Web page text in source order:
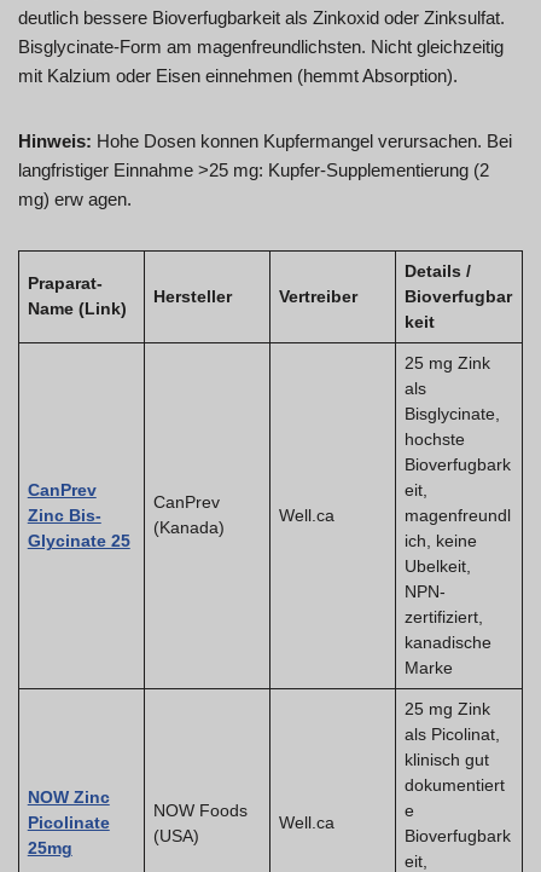
deutlich bessere Bioverfugbarkeit als Zinkoxid oder Zinksulfat.
Bisglycinate-Form am magenfreundlichsten. Nicht gleichzeitig
mit Kalzium oder Eisen einnehmen (hemmt Absorption).
Hinweis: Hohe Dosen konnen Kupfermangel verursachen. Bei
langfristiger Einnahme >25 mg: Kupfer-Supplementierung (2
mg) erw agen.
Praparat-
Name (Link)
Hersteller Vertreiber
Details /
Bioverfugbar
keit
CanPrev
Zinc Bis-
Glycinate 25
CanPrev
(Kanada)
Well.ca
25 mg Zink
als
Bisglycinate,
hochste
Bioverfugbark
eit,
magenfreundl
ich, keine
Ubelkeit,
NPN-
zertifiziert,
kanadische
Marke
NOW Zinc
Picolinate
25mg
NOW Foods
(USA)
Well.ca
25 mg Zink
als Picolinat,
klinisch gut
dokumentiert
e
Bioverfugbark
eit,